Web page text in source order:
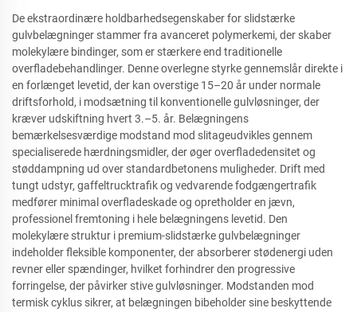
De ekstraordinære holdbarhedsegenskaber for slidstærke
gulvbelægninger stammer fra avanceret polymerkemi, der skaber
molekylære bindinger, som er stærkere end traditionelle
overfladebehandlinger. Denne overlegne styrke gennemslår direkte i
en forlænget levetid, der kan overstige 15–20 år under normale
driftsforhold, i modsætning til konventionelle gulvløsninger, der
kræver udskiftning hvert 3.–5. år. Belægningens
bemærkelsesværdige modstand mod slitageudvikles gennem
specialiserede hærdningsmidler, der øger overfladedensitet og
støddampning ud over standardbetonens muligheder. Drift med
tungt udstyr, gaffeltrucktrafik og vedvarende fodgængertrafik
medfører minimal overfladeskade og opretholder en jævn,
professionel fremtoning i hele belægningens levetid. Den
molekylære struktur i premium-slidstærke gulvbelægninger
indeholder fleksible komponenter, der absorberer stødenergi uden
revner eller spændinger, hvilket forhindrer den progressive
forringelse, der påvirker stive gulvløsninger. Modstanden mod
termisk cyklus sikrer, at belægningen bibeholder sine beskyttende